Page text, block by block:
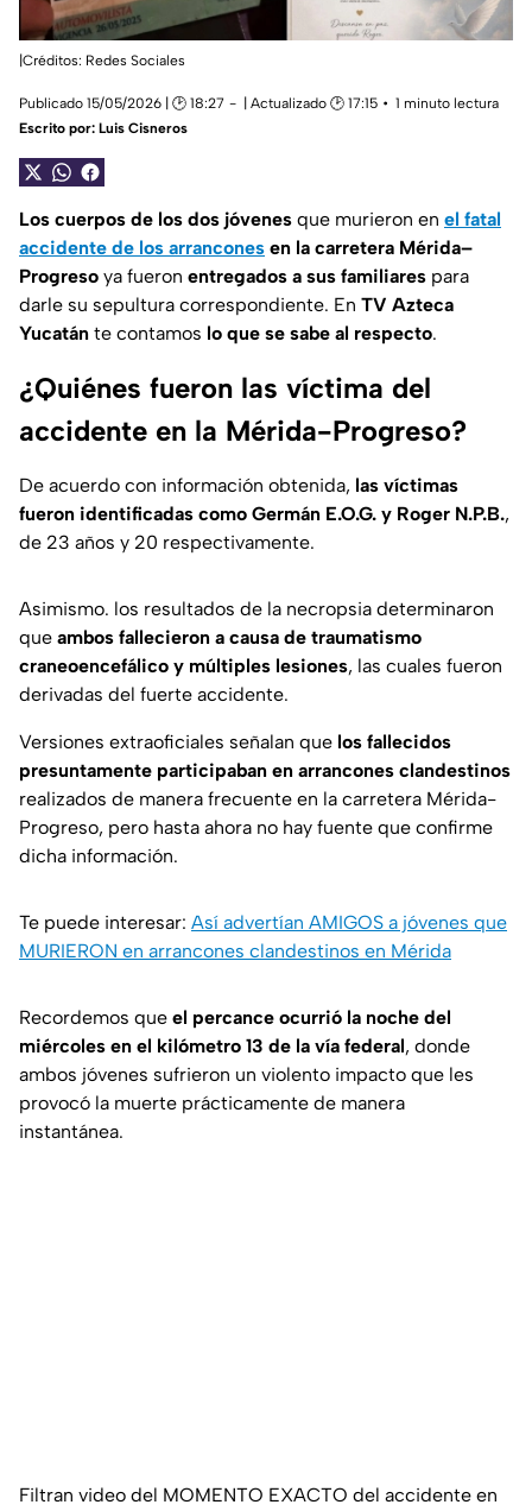
|Créditos: Redes Sociales
Publicado 15/05/2026 | 🕑 18:27 | Actualizado 🕑 17:15
1 minuto lectura
Escrito por: Luis Cisneros
Los cuerpos de los dos jóvenes que murieron en el fatal
accidente de los arrancones en la carretera Mérida–
Progreso ya fueron entregados a sus familiares para
darle su sepultura correspondiente. En TV Azteca
Yucatán te contamos lo que se sabe al respecto.
¿Quiénes fueron las víctima del
accidente en la Mérida-Progreso?
De acuerdo con información obtenida, las víctimas
fueron identificadas como Germán E.O.G. y Roger N.P.B.,
de 23 años y 20 respectivamente.
Asimismo. los resultados de la necropsia determinaron
que ambos fallecieron a causa de traumatismo
craneoencefálico y múltiples lesiones, las cuales fueron
derivadas del fuerte accidente.
Versiones extraoficiales señalan que los fallecidos
presuntamente participaban en arrancones clandestinos
realizados de manera frecuente en la carretera Mérida-
Progreso, pero hasta ahora no hay fuente que confirme
dicha información.
Te puede interesar: Así advertían AMIGOS a jóvenes que
MURIERON en arrancones clandestinos en Mérida
Recordemos que el percance ocurrió la noche del
miércoles en el kilómetro 13 de la vía federal, donde
ambos jóvenes sufrieron un violento impacto que les
provocó la muerte prácticamente de manera
instantánea.
Filtran video del MOMENTO EXACTO del accidente en